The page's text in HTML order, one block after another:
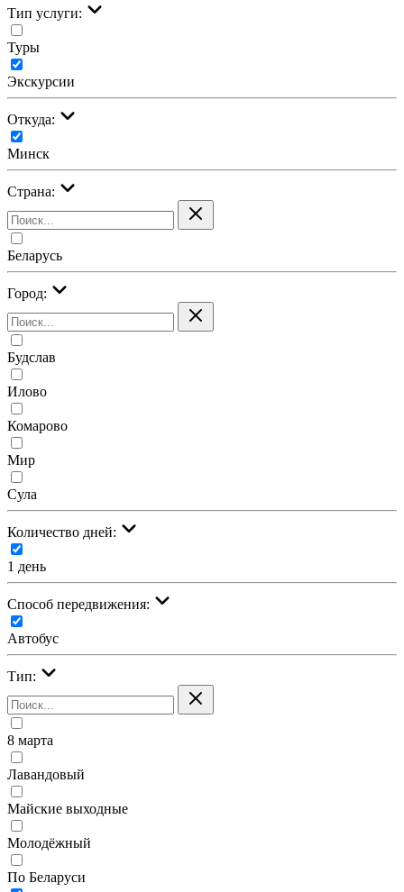
Тип услуги:
Туры
Экскурсии
Откуда:
Минск
Страна:
Беларусь
Город:
Будслав
Илово
Комарово
Мир
Сула
Количество дней:
1 день
Cпособ передвижения:
Автобус
Тип:
8 марта
Лавандовый
Майские выходные
Молодёжный
По Беларуси